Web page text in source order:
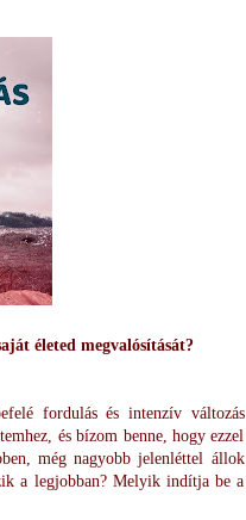
életed megvalósítását?
fordulás és intenzív változás
és bízom benne, hogy ezzel
még nagyobb jelenléttel állok
a legjobban? Melyik indítja be a